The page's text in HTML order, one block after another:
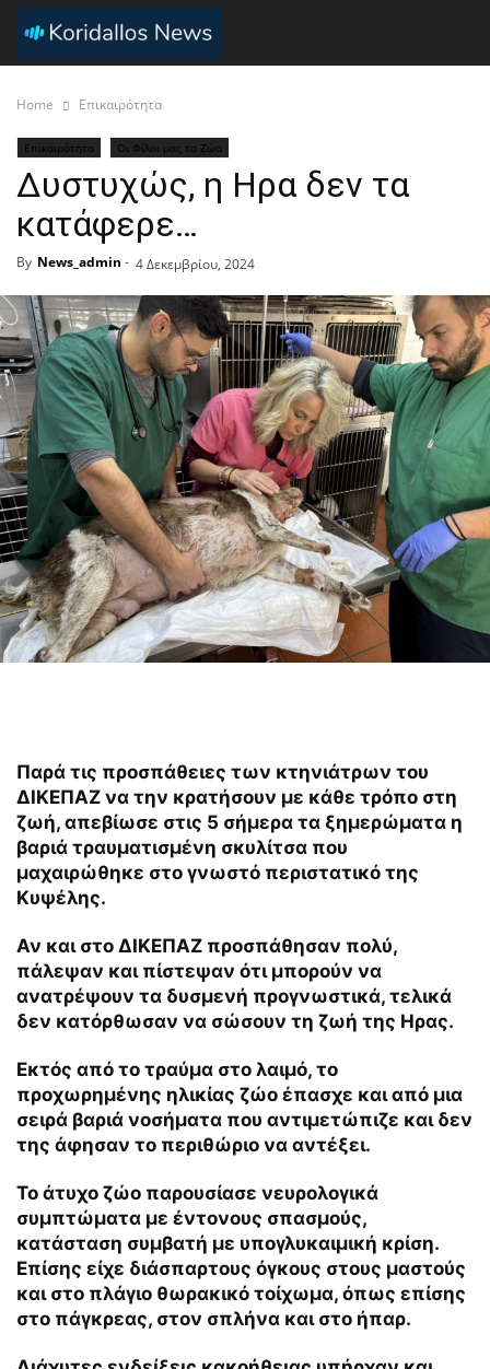
Home Επικαιρότητα
Επικαιρότητα Οι Φίλοι μας τα Ζώα
Δυστυχώς, η Ηρα δεν τα
κατάφερε…
By News_admin - 4 Δεκεμβρίου, 2024
Παρά τις προσπάθειες των κτηνιάτρων του
ΔΙΚΕΠΑΖ να την κρατήσουν με κάθε τρόπο στη
ζωή, απεβίωσε στις 5 σήμερα τα ξημερώματα η
βαριά τραυματισμένη σκυλίτσα που
μαχαιρώθηκε στο γνωστό περιστατικό της
Κυψέλης.
Αν και στο ΔΙΚΕΠΑΖ προσπάθησαν πολύ,
πάλεψαν και πίστεψαν ότι μπορούν να
ανατρέψουν τα δυσμενή προγνωστικά, τελικά
δεν κατόρθωσαν να σώσουν τη ζωή της Ηρας.
Εκτός από το τραύμα στο λαιμό, το
προχωρημένης ηλικίας ζώο έπασχε και από μια
σειρά βαριά νοσήματα που αντιμετώπιζε και δεν
της άφησαν το περιθώριο να αντέξει.
Το άτυχο ζώο παρουσίασε νευρολογικά
συμπτώματα με έντονους σπασμούς,
κατάσταση συμβατή με υπογλυκαιμική κρίση.
Επίσης είχε διάσπαρτους όγκους στους μαστούς
και στο πλάγιο θωρακικό τοίχωμα, όπως επίσης
στο πάγκρεας, στον σπλήνα και στο ήπαρ.